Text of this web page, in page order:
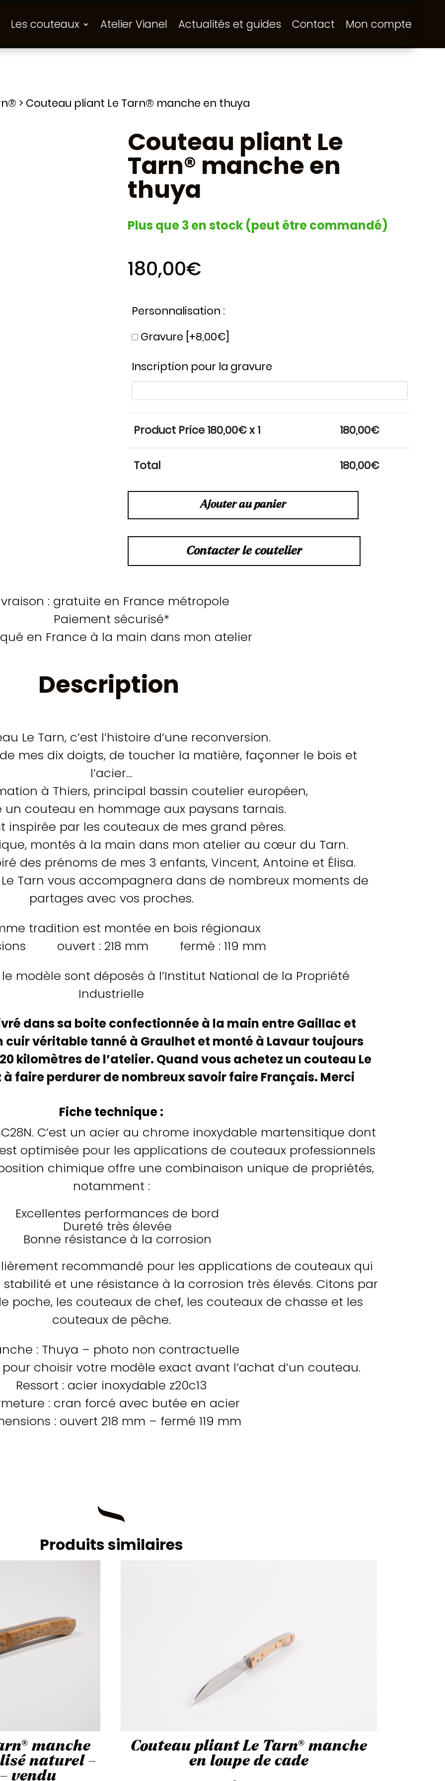
Les couteaux Atelier Vianel Actualités et guides Contact Mon compte
> Couteau pliant Le Tarn® manche en thuya
Couteau pliant Le
Tarn® manche en
thuya
Plus que 3 en stock (peut être commandé)
180,00€
Personnalisation :
Gravure [+8,00€]
Inscription pour la gravure
Product Price 180,00€ x 1 180,00€
Total 180,00€
Ajouter au panier
Contacter le coutelier
: gratuite en France métropole
Paiement sécurisé*
en France à la main dans mon atelier
Description
Le Tarn, c’est l’histoire d’une reconversion.
mes dix doigts, de toucher la matière, façonner le bois et
l’acier…
à Thiers, principal bassin coutelier européen,
un couteau en hommage aux paysans tarnais.
inspirée par les couteaux de mes grand pères.
montés à la main dans mon atelier au cœur du Tarn.
des prénoms de mes 3 enfants, Vincent, Antoine et Élisa.
Tarn vous accompagnera dans de nombreux moments de
partages avec vos proches.
tradition est montée en bois régionaux
ouvert : 218 mm fermé : 119 mm
modèle sont déposés à l’Institut National de la Propriété
Industrielle
dans sa boite confectionnée à la main entre Gaillac et
cuir véritable tanné à Graulhet et monté à Lavaur toujours
kilomètres de l’atelier. Quand vous achetez un couteau Le
faire perdurer de nombreux savoir faire Français. Merci
Fiche technique :
C’est un acier au chrome inoxydable martensitique dont
optimisée pour les applications de couteaux professionnels
chimique offre une combinaison unique de propriétés,
notamment :
Excellentes performances de bord
Dureté très élevée
Bonne résistance à la corrosion
recommandé pour les applications de couteaux qui
et une résistance à la corrosion très élevés. Citons par
poche, les couteaux de chef, les couteaux de chasse et les
couteaux de pêche.
: Thuya – photo non contractuelle
choisir votre modèle exact avant l’achat d’un couteau.
Ressort : acier inoxydable z20c13
: cran forcé avec butée en acier
: ouvert 218 mm – fermé 119 mm
Produits similaires
manche
naturel –
vendu
Couteau pliant Le Tarn® manche
en loupe de cade